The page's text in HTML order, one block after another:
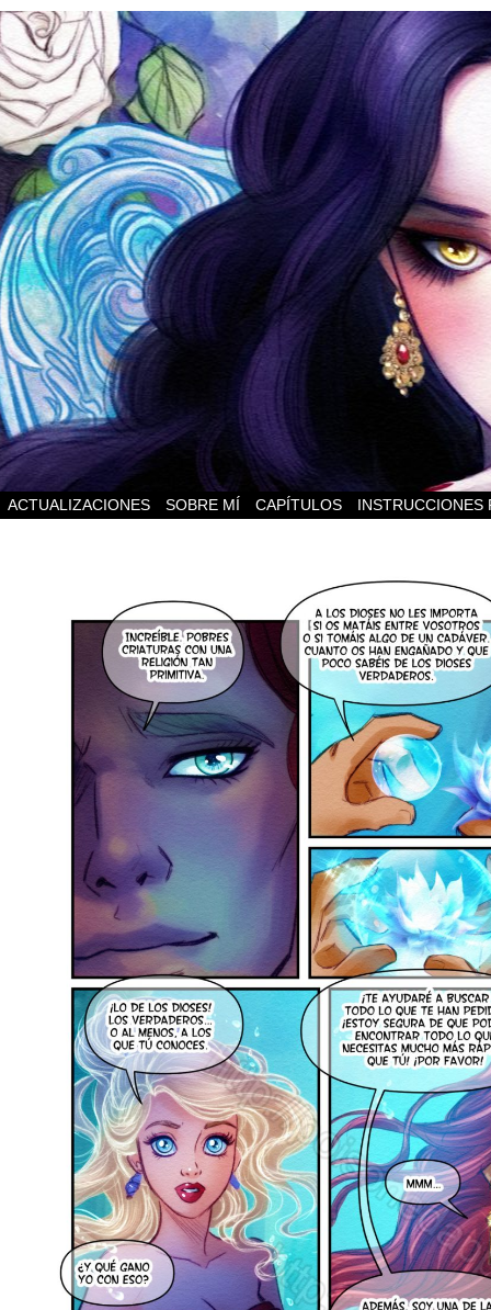
ACTUALIZACIONES SOBRE MÍ CAPÍTULOS INSTRUCCIONES